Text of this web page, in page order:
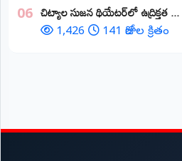
06 చిట్యాల సుజన థియేటర్‌లో ఉద్రిక్తత ...
1,426 141 రోజుల క్రితం